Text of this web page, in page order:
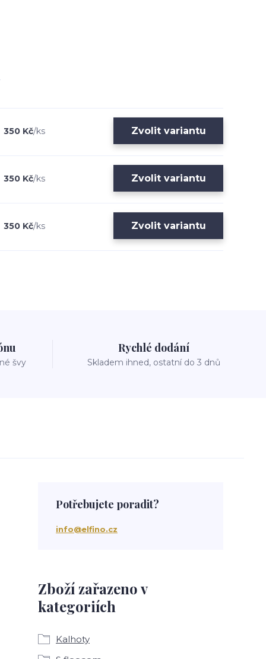
350 Kč/ks Zvolit variantu
350 Kč/ks Zvolit variantu
350 Kč/ks Zvolit variantu
švy
Rychlé dodání
Skladem ihned, ostatní do 3 dnů
Zboží zařazeno v
kategoriích
Kalhoty
Potřebujete poradit?
info@elfino.cz